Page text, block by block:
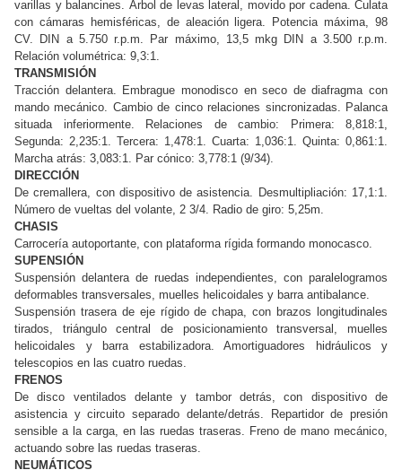
varillas y balancines. Árbol de levas lateral, movido por cadena. Culata
con cámaras hemisféricas, de aleación ligera. Potencia máxima, 98
CV. DIN a 5.750 r.p.m. Par máximo, 13,5 mkg DIN a 3.500 r.p.m.
Relación volumétrica: 9,3:1.
TRANSMISIÓN
Tracción delantera. Embrague monodisco en seco de diafragma con
mando mecánico. Cambio de cinco relaciones sincronizadas. Palanca
situada inferiormente. Relaciones de cambio: Primera: 8,818:1,
Segunda: 2,235:1. Tercera: 1,478:1. Cuarta: 1,036:1. Quinta: 0,861:1.
Marcha atrás: 3,083:1. Par cónico: 3,778:1 (9/34).
DIRECCIÓN
De cremallera, con dispositivo de asistencia. Desmultipliación: 17,1:1.
Número de vueltas del volante, 2 3/4. Radio de giro: 5,25m.
CHASIS
Carrocería autoportante, con plataforma rígida formando monocasco.
SUPENSIÓN
Suspensión delantera de ruedas independientes, con paralelogramos
deformables transversales, muelles helicoidales y barra antibalance.
Suspensión trasera de eje rígido de chapa, con brazos longitudinales
tirados, triángulo central de posicionamiento transversal, muelles
helicoidales y barra estabilizadora. Amortiguadores hidráulicos y
telescopios en las cuatro ruedas.
FRENOS
De disco ventilados delante y tambor detrás, con dispositivo de
asistencia y circuito separado delante/detrás. Repartidor de presión
sensible a la carga, en las ruedas traseras. Freno de mano mecánico,
actuando sobre las ruedas traseras.
NEUMÁTICOS